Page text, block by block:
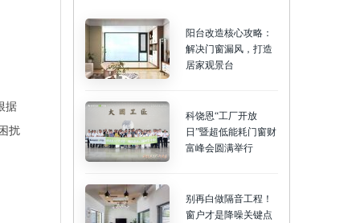
据
扰
阳台改造核心攻略：
解决门窗漏风，打造
居家观景台
科饶恩“工厂开放
日”暨超低能耗门窗财
富峰会圆满举行
别再白做隔音工程！
窗户才是降噪关键点